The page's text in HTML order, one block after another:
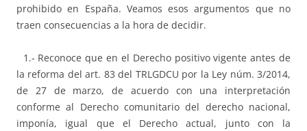
prohibido en España. Veamos esos argumentos que no
traen consecuencias a la hora de decidir.
1.- Reconoce que en el Derecho positivo vigente antes de
la reforma del art. 83 del TRLGDCU por la Ley núm. 3/2014,
de 27 de marzo, de acuerdo con una interpretación
conforme al Derecho comunitario del derecho nacional,
imponía, igual que el Derecho actual, junto con la